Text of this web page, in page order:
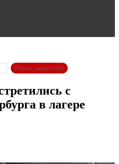
Поиск новостей
с
в лагере